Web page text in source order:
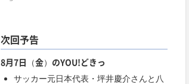
次回予告
8月7日（金）のYOU!どきっ
サッカー元日本代表・坪井慶介さんと八